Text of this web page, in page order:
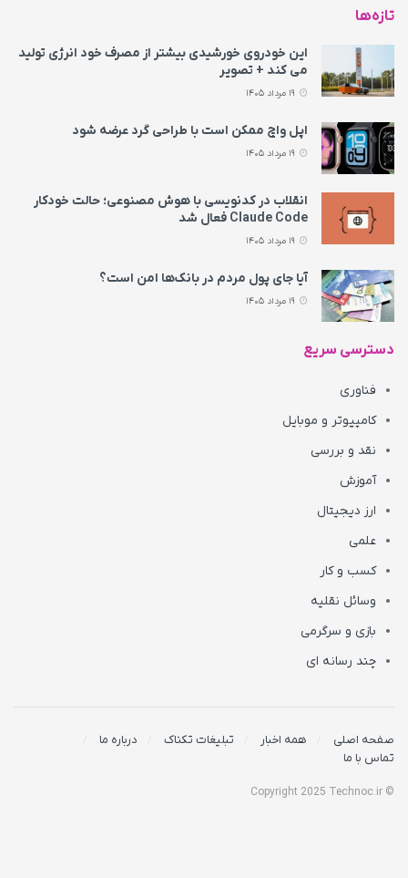
تازه‌ها
این خودروی خورشیدی بیشتر از مصرف خود انرژی تولید
می‌ کند + تصویر
اپل واچ ممکن است با طراحی گرد عرضه شود
انقلاب در کدنویسی با هوش مصنوعی؛ حالت خودکار
Claude Code فعال شد
آیا جای پول مردم در بانک‌ها امن است؟
دسترسی سریع
فناوری
کامپیوتر و موبایل
نقد و بررسی
آموزش
ارز دیجیتال
علمی
کسب و کار
وسائل نقلیه
بازی و سرگرمی
چند رسانه ای
صفحه اصلی همه اخبار تبلیغات تکناک
درباره ما
تماس با ما
© Copyright 2025 Technoc.ir